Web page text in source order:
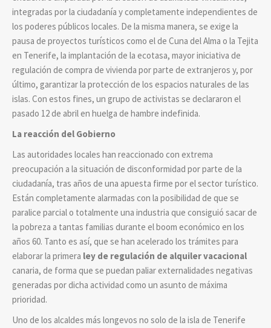
integradas por la ciudadanía y completamente independientes de
los poderes públicos locales. De la misma manera, se exige la
pausa de proyectos turísticos como el de Cuna del Alma o la Tejita
en Tenerife, la implantación de la ecotasa, mayor iniciativa de
regulación de compra de vivienda por parte de extranjeros y, por
último, garantizar la protección de los espacios naturales de las
islas. Con estos fines, un grupo de activistas se declararon el
pasado 12 de abril en huelga de hambre indefinida.
La reacción del Gobierno
Las autoridades locales han reaccionado con extrema
preocupación a la situación de disconformidad por parte de la
ciudadanía, tras años de una apuesta firme por el sector turístico.
Están completamente alarmadas con la posibilidad de que se
paralice parcial o totalmente una industria que consiguió sacar de
la pobreza a tantas familias durante el boom económico en los
años 60. Tanto es así, que se han acelerado los trámites para
elaborar la primera ley de regulación de alquiler vacacional
canaria, de forma que se puedan paliar externalidades negativas
generadas por dicha actividad como un asunto de máxima
prioridad.
Uno de los alcaldes más longevos no solo de la isla de Tenerife